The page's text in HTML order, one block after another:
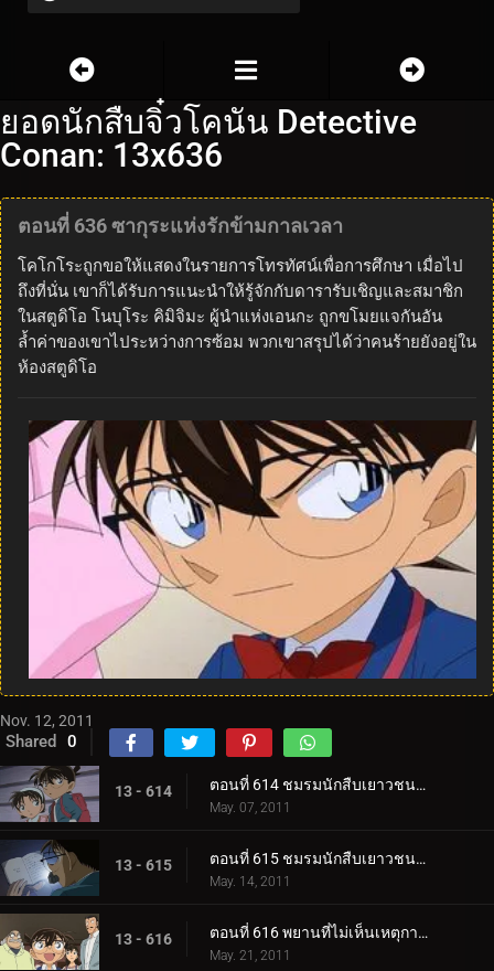
ยอดนักสืบจิ๋วโคนัน Detective
Conan: 13x636
ตอนที่ 636 ซากุระแห่งรักข้ามกาลเวลา
โคโกโระถูกขอให้แสดงในรายการโทรทัศน์เพื่อการศึกษา เมื่อไป
ถึงที่นั่น เขาก็ได้รับการแนะนำให้รู้จักกับดารารับเชิญและสมาชิก
ในสตูดิโอ โนบุโระ คิมิจิมะ ผู้นำแห่งเอนกะ ถูกขโมยแจกันอัน
ล้ำค่าของเขาไประหว่างการซ้อม พวกเขาสรุปได้ว่าคนร้ายยังอยู่ใน
ห้องสตูดิโอ
Nov. 12, 2011
Shared 0
13 - 614 ตอนที่ 614 ชมรมนักสืบเยาวชน ปะทะ โจรปล้นธนาคาร (ตอน 1)
May. 07, 2011
13 - 615 ตอนที่ 615 ชมรมนักสืบเยาวชน ปะทะ โจรปล้นธนาคาร (ตอน 2)
May. 14, 2011
13 - 616 ตอนที่ 616 พยานที่ไม่เห็นเหตุการณ์
May. 21, 2011